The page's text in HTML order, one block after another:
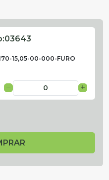
03643
15,05-00-000-FURO